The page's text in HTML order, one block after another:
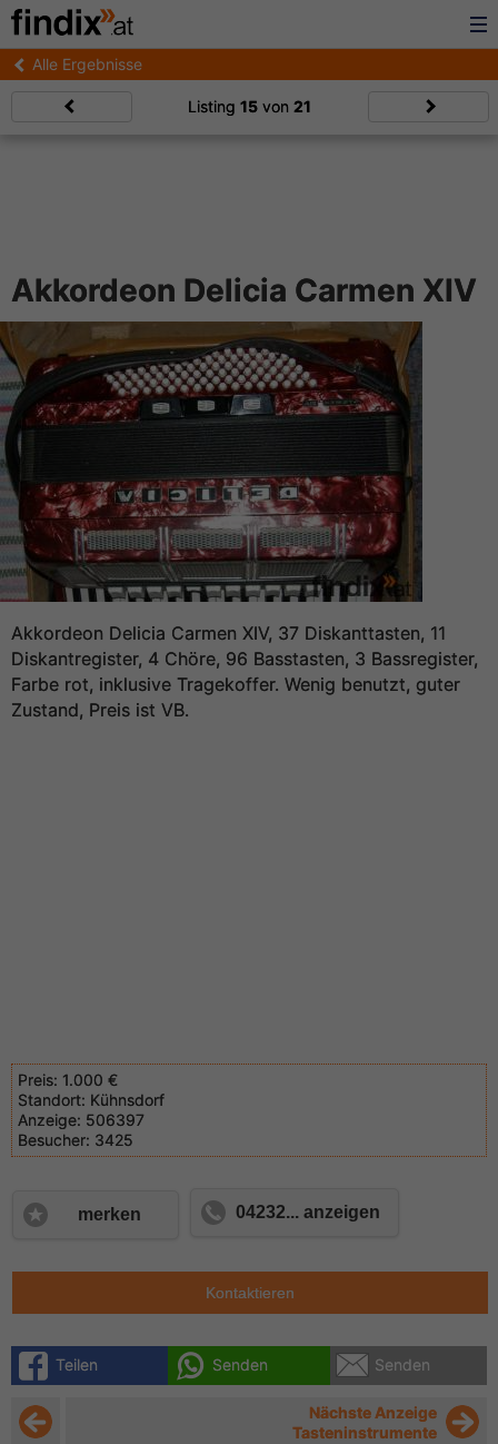
Alle Ergebnisse
Listing 15von 21
Akkordeon Delicia Carmen XIV
Akkordeon Delicia Carmen XIV, 37 Diskanttasten, 11
Diskantregister, 4 Chöre, 96 Basstasten, 3 Bassregister,
Farbe rot, inklusive Tragekoffer. Wenig benutzt, guter
Zustand, Preis ist VB.
Preis: 1.000 €
Standort: Kühnsdorf
Anzeige: 506397
Besucher: 3425
merken 04232... anzeigen
Kontaktieren
Teilen Senden Senden
Nächste Anzeige
Tasteninstrumente